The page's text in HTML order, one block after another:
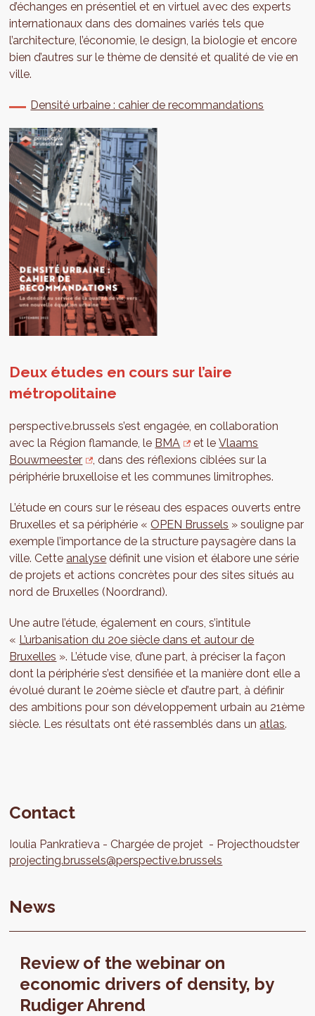
d’échanges en présentiel et en virtuel avec des experts
internationaux dans des domaines variés tels que
l’architecture, l’économie, le design, la biologie et encore
bien d’autres sur le thème de densité et qualité de vie en
ville.
Densité urbaine : cahier de recommandations
Deux études en cours sur l’aire
métropolitaine
perspective.brussels s’est engagée, en collaboration
avec la Région flamande, le BMA et leVlaams
Bouwmeester
, dans des réflexions ciblées sur la
périphérie bruxelloise et les communes limitrophes.
L’étude en cours sur le réseau des espaces ouverts entre
Bruxelles et sa périphérie « OPEN Brussels » souligne par
exemple l’importance de la structure paysagère dans la
ville. Cette analyse définit une vision et élabore une série
de projets et actions concrètes pour des sites situés au
nord de Bruxelles (Noordrand).
Une autre l’étude, également en cours, s’intitule
« L’urbanisation du 20e siècle dans et autour de
Bruxelles ». L’étude vise, d’une part, à préciser la façon
dont la périphérie s’est densifiée et la manière dont elle a
évolué durant le 20ème siècle et d’autre part, à définir
des ambitions pour son développement urbain au 21ème
siècle. Les résultats ont été rassemblés dans un atlas.
Contact
Ioulia Pankratieva Chargée de projet
Projecthoudster
projecting.brussels@perspective.brussels
News
Review of the webinar on
economic drivers of density, by
Rudiger Ahrend